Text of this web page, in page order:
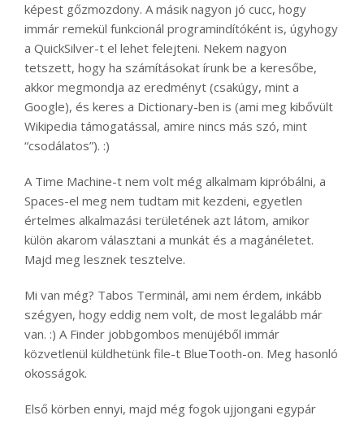
képest gőzmozdony. A másik nagyon jó cucc, hogy
immár remekül funkcionál programindítóként is, úgyhogy
a QuickSilver-t el lehet felejteni. Nekem nagyon
tetszett, hogy ha számításokat írunk be a keresőbe,
akkor megmondja az eredményt (csakúgy, mint a
Google), és keres a Dictionary-ben is (ami meg kibővült
Wikipedia támogatással, amire nincs más szó, mint
“csodálatos”). :)
A Time Machine-t nem volt még alkalmam kipróbálni, a
Spaces-el meg nem tudtam mit kezdeni, egyetlen
értelmes alkalmazási területének azt látom, amikor
külön akarom választani a munkát és a magánéletet.
Majd meg lesznek tesztelve.
Mi van még? Tabos Terminál, ami nem érdem, inkább
szégyen, hogy eddig nem volt, de most legalább már
van. :) A Finder jobbgombos menüjéből immár
közvetlenül küldhetünk file-t BlueTooth-on. Meg hasonló
okosságok.
Első körben ennyi, majd még fogok ujjongani egypár